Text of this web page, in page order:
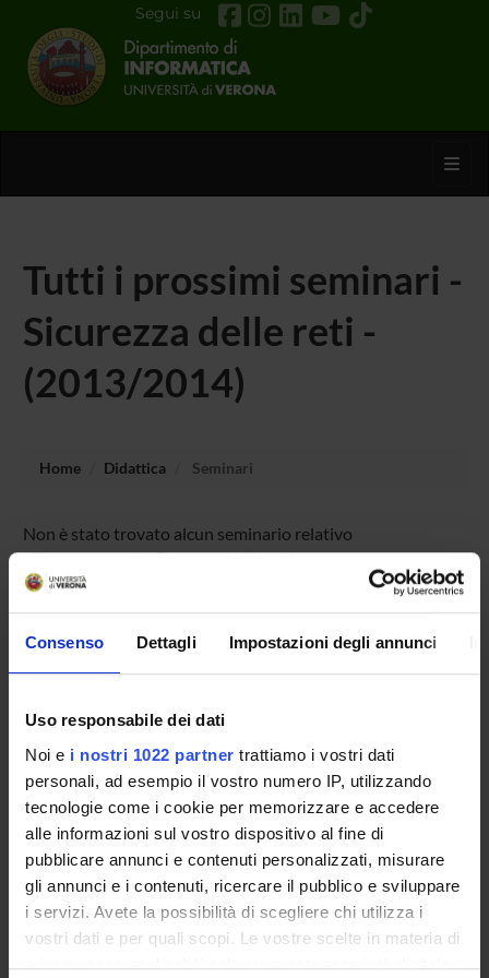
Consenso Dettagli Impostazioni degli annunci
Uso responsabile dei dati
Noi e i nostri 1022 partner trattiamo i vostri dati
personali, ad esempio il vostro numero IP, utilizzando
tecnologie come i cookie per memorizzare e accedere
alle informazioni sul vostro dispositivo al fine di
pubblicare annunci e contenuti personalizzati, misurare
gli annunci e i contenuti, ricercare il pubblico e sviluppare
i servizi. Avete la possibilità di scegliere chi utilizza i
vostri dati e per quali scopi. Le vostre scelte in materia di
privacy sono applicabili solo su questa proprietà digitale
Segui su
Tutti i prossimi seminari -
Sicurezza delle reti -
(2013/2014)
Home Didattica Seminari
Non è stato trovato alcun seminario relativo
all'insegnamento Sicurezza delle reti.
OFFERTA FORMATIVA
DOTTORATI, MASTER E FORMAZIONE SUPERIORE
Contatti
Persone
Luoghi
Calendario